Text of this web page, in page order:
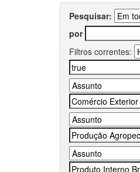
Pesquisar:
por
Filtros correntes: